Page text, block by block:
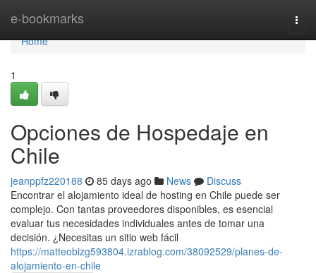
e-bookmarks
Home
Home
1
Opciones de Hospedaje en
Chile
jeanppfz220188 85 days ago News
Discuss
Encontrar el alojamiento ideal de hosting en Chile puede ser
complejo. Con tantas proveedores disponibles, es esencial
evaluar tus necesidades individuales antes de tomar una
decisión. ¿Necesitas un sitio web fácil
https://matteobizg593804.izrablog.com/38092529/planes-de-
alojamiento-en-chile